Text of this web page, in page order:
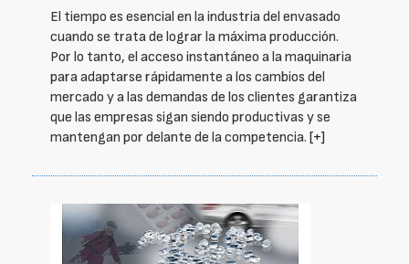
El tiempo es esencial en la industria del envasado
cuando se trata de lograr la máxima producción.
Por lo tanto, el acceso instantáneo a la maquinaria
para adaptarse rápidamente a los cambios del
mercado y a las demandas de los clientes garantiza
que las empresas sigan siendo productivas y se
mantengan por delante de la competencia. [+]